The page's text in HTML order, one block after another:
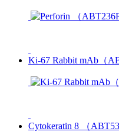
Ki-67 Rabbit mAb（
Cytokeratin 8 （